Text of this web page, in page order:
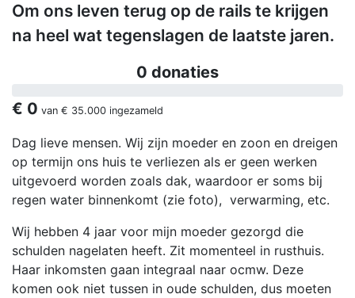
Om ons leven terug op de rails te krijgen
na heel wat tegenslagen de laatste jaren.
0 donaties
€ 0 van € 35.000 ingezameld
Dag lieve mensen. Wij zijn moeder en zoon en dreigen
op termijn ons huis te verliezen als er geen werken
uitgevoerd worden zoals dak, waardoor er soms bij
regen water binnenkomt (zie foto), verwarming, etc.
Wij hebben 4 jaar voor mijn moeder gezorgd die
schulden nagelaten heeft. Zit momenteel in rusthuis.
Haar inkomsten gaan integraal naar ocmw. Deze
komen ook niet tussen in oude schulden, dus moeten